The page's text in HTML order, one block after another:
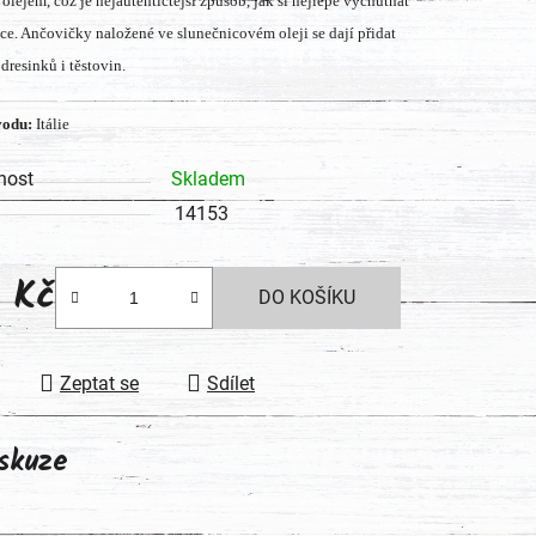
Ančovičky naložené ve slunečnicovém oleji se dají přidat
i těstovin.
Itálie
Skladem
14153
Kč DO KOŠÍKU
Zeptat se Sdílet